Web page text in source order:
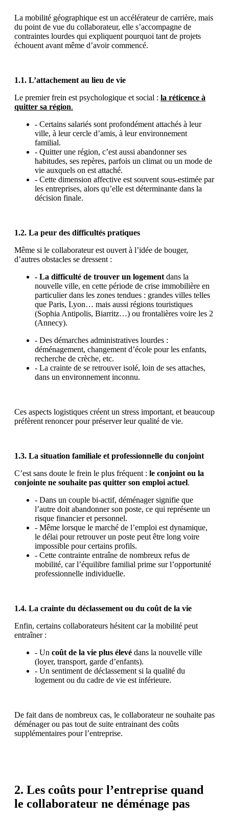
La mobilité géographique est un accélérateur de carrière, mais
du point de vue du collaborateur, elle s’accompagne de
contraintes lourdes qui expliquent pourquoi tant de projets
échouent avant même d’avoir commencé.
1.1. L’attachement au lieu de vie
Le premier frein est psychologique et social : la réticence à
quitter sa région.
- Certains salariés sont profondément attachés à leur
ville, à leur cercle d’amis, à leur environnement
familial.
- Quitter une région, c’est aussi abandonner ses
habitudes, ses repères, parfois un climat ou un mode de
vie auxquels on est attaché.
- Cette dimension affective est souvent sous-estimée par
les entreprises, alors qu’elle est déterminante dans la
décision finale.
1.2. La peur des difficultés pratiques
Même si le collaborateur est ouvert à l’idée de bouger,
d’autres obstacles se dressent :
- La difficulté de trouver un logement dans la
nouvelle ville, en cette période de crise immobilière en
particulier dans les zones tendues : grandes villes telles
que Paris, Lyon… mais aussi régions touristiques
(Sophia Antipolis, Biarritz…) ou frontalières voire les 2
(Annecy).
- Des démarches administratives lourdes :
déménagement, changement d’école pour les enfants,
recherche de crèche, etc.
- La crainte de se retrouver isolé, loin de ses attaches,
dans un environnement inconnu.
Ces aspects logistiques créent un stress important, et beaucoup
préfèrent renoncer pour préserver leur qualité de vie.
1.3. La situation familiale et professionnelle du conjoint
C’est sans doute le frein le plus fréquent : le conjoint ou la
conjointe ne souhaite pas quitter son emploi actuel.
- Dans un couple bi-actif, déménager signifie que
l’autre doit abandonner son poste, ce qui représente un
risque financier et personnel.
- Même lorsque le marché de l’emploi est dynamique,
le délai pour retrouver un poste peut être long voire
impossible pour certains profils.
- Cette contrainte entraîne de nombreux refus de
mobilité, car l’équilibre familial prime sur l’opportunité
professionnelle individuelle.
1.4. La crainte du déclassement ou du coût de la vie
Enfin, certains collaborateurs hésitent car la mobilité peut
entraîner :
- Un coût de la vie plus élevé dans la nouvelle ville
(loyer, transport, garde d’enfants).
- Un sentiment de déclassement si la qualité du
logement ou du cadre de vie est inférieure.
De fait dans de nombreux cas, le collaborateur ne souhaite pas
déménager ou pas tout de suite entrainant des coûts
supplémentaires pour l’entreprise.
2. Les coûts pour l’entreprise quand
le collaborateur ne déménage pas